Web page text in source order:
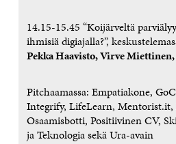
14.15-15.45 “Koijärveltä
ihmisiä digiajalla?”,
Pekka Haavisto, Virve
Pitchaamassa: Empatiakone,
Integrify, LifeLearn,
Osaamisbotti, Positiivinen CV,
ja Teknologia sekä Ura-avain